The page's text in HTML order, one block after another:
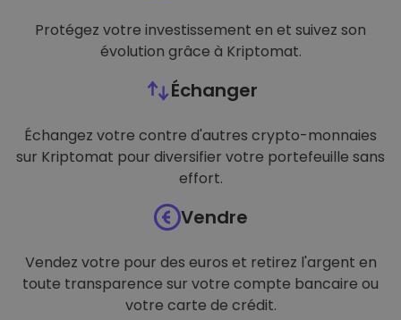
Protégez votre investissement en et suivez son
évolution grâce à Kriptomat.
Échanger
Échangez votre contre d'autres crypto-monnaies
sur Kriptomat pour diversifier votre portefeuille sans
effort.
Vendre
Vendez votre pour des euros et retirez l'argent en
toute transparence sur votre compte bancaire ou
votre carte de crédit.